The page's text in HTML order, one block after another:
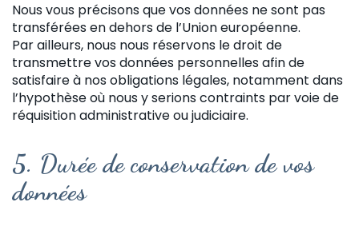
Nous vous précisons que vos données ne sont pas
transférées en dehors de l’Union européenne.
Par ailleurs, nous nous réservons le droit de
transmettre vos données personnelles afin de
satisfaire à nos obligations légales, notamment dans
l’hypothèse où nous y serions contraints par voie de
réquisition administrative ou judiciaire.
5. Durée de conservation de vos
données